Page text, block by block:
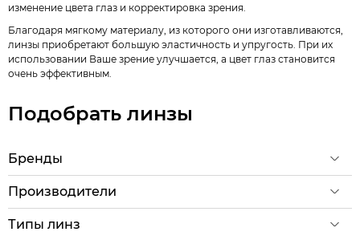
изменение цвета глаз и корректировка зрения.
Благодаря мягкому материалу, из которого они изготавливаются,
линзы приобретают большую эластичность и упругость. При их
использовании Ваше зрение улучшается, а цвет глаз становится
очень эффективным.
Подобрать линзы
Бренды
Производители
Типы линз